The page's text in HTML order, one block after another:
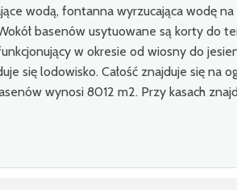
wodą, fontanna wyrzucająca wodę
basenów usytuowane są korty do
w okresie od wiosny do
się lodowisko. Całość znajduje się na
wynosi 8012 m2. Przy kasach